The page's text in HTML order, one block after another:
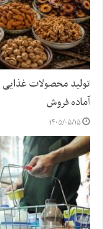
تولید محصولات غذایی
آماده فروش
۱۴۰۵/۰۵/۱۵